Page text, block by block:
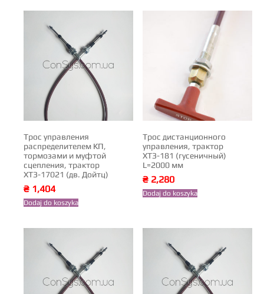
Трос управления
распределителем КП,
тормозами и муфтой
сцепления, трактор
ХТЗ-17021 (дв. Дойтц)
₴ 1,404
Dodaj do koszyka
Трос дистанционного
управления, трактор
ХТЗ-181 (гусеничный)
L=2000 мм
₴ 2,280
Dodaj do koszyka